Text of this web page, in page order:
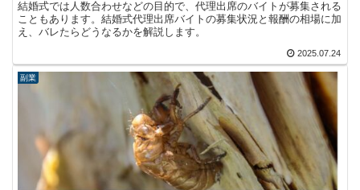
結婚式では人数合わせなどの目的で、代理出席のバイトが募集される
こともあります。結婚式代理出席バイトの募集状況と報酬の相場に加
え、バレたらどうなるかを解説します。
2025.07.24
副業